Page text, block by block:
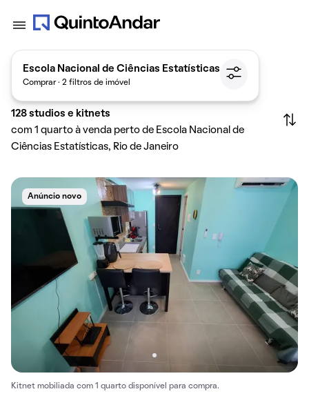
Escola Nacional de Ciências Estatísticas
Comprar · 2 filtros de imóvel
128 studios e kitnets
com 1 quarto à venda perto de Escola Nacional de
Ciências Estatísticas, Rio de Janeiro
Anúncio novo
Kitnet mobiliada com 1 quarto disponível para compra.